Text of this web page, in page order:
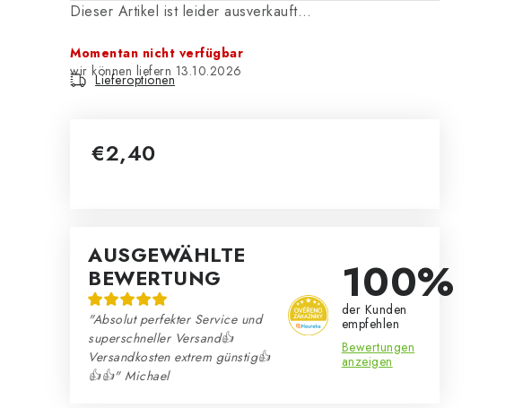
Dieser Artikel ist leider ausverkauft…
Momentan nicht verfügbar
13.10.2026
Lieferoptionen
€2,40
AUSGEWÄHLTE
BEWERTUNG
"Absolut perfekter Service und
superschneller Versand👍
Versandkosten extrem günstig👍
👍👍" Michael
100%
der Kunden
empfehlen
Bewertungen
anzeigen